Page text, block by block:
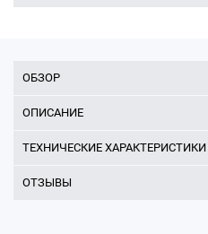
ОБЗОР
ОПИСАНИЕ
ТЕХНИЧЕСКИЕ ХАРАКТЕРИСТИКИ
ОТЗЫВЫ